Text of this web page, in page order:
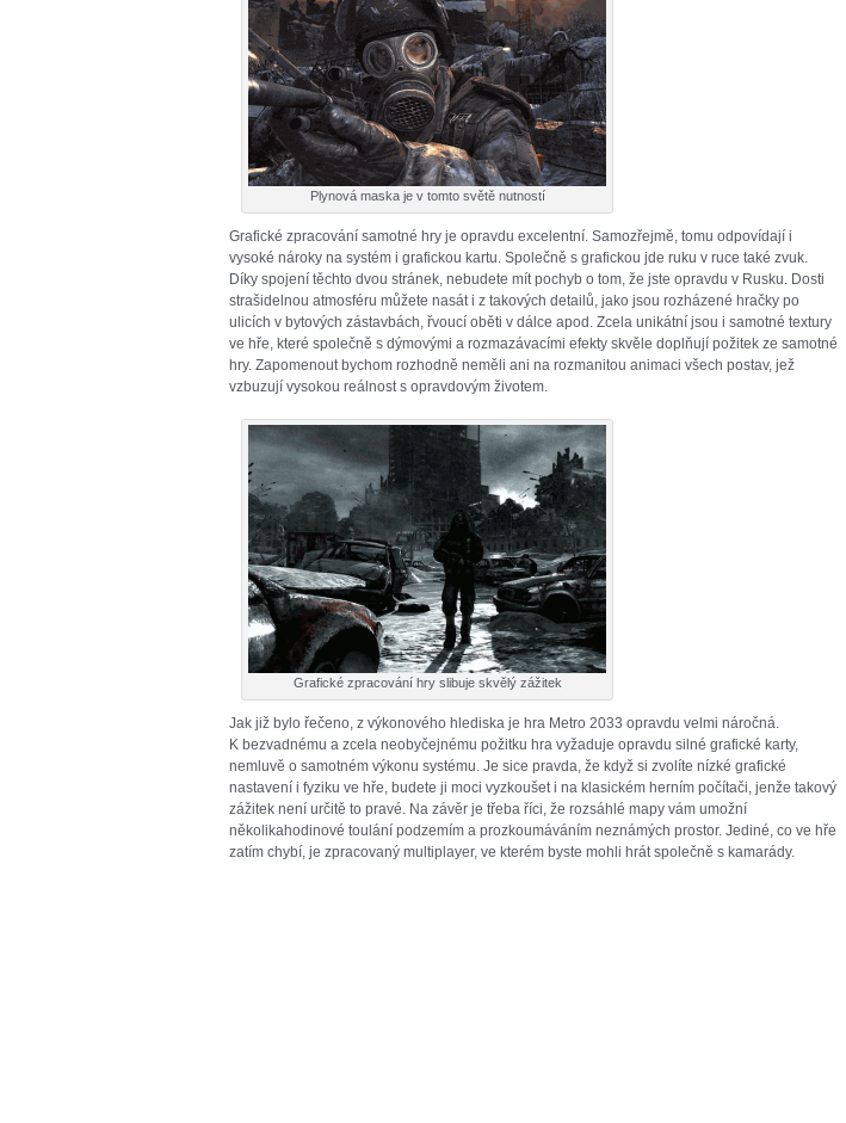
Plynová maska je v tomto světě nutností
Grafické zpracování samotné hry je opravdu excelentní. Samozřejmě, tomu odpovídají i
vysoké nároky na systém i grafickou kartu. Společně s grafickou jde ruku v ruce také zvuk.
Díky spojení těchto dvou stránek, nebudete mít pochyb o tom, že jste opravdu v Rusku. Dosti
strašidelnou atmosféru můžete nasát i z takových detailů, jako jsou rozházené hračky po
ulicích v bytových zástavbách, řvoucí oběti v dálce apod. Zcela unikátní jsou i samotné textury
ve hře, které společně s dýmovými a rozmazávacími efekty skvěle doplňují požitek ze samotné
hry. Zapomenout bychom rozhodně neměli ani na rozmanitou animaci všech postav, jež
vzbuzují vysokou reálnost s opravdovým životem.
Grafické zpracování hry slibuje skvělý zážitek
Jak již bylo řečeno, z výkonového hlediska je hra Metro 2033 opravdu velmi náročná.
K bezvadnému a zcela neobyčejnému požitku hra vyžaduje opravdu silné grafické karty,
nemluvě o samotném výkonu systému. Je sice pravda, že když si zvolíte nízké grafické
nastavení i fyziku ve hře, budete ji moci vyzkoušet i na klasickém herním počítači, jenže takový
zážitek není určitě to pravé. Na závěr je třeba říci, že rozsáhlé mapy vám umožní
několikahodinové toulání podzemím a prozkoumáváním neznámých prostor. Jediné, co ve hře
zatím chybí, je zpracovaný multiplayer, ve kterém byste mohli hrát společně s kamarády.